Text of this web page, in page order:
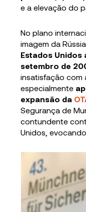
e a elevação do
No plano
imagem da Rússia,
Estados Unidos
setembro de
insatisfação com
especialmente
expansão da
Segurança de
contundente
Unidos,